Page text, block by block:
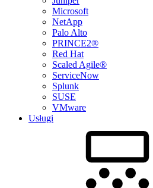
Microsoft
NetApp
Palo Alto
PRINCE2®
Red Hat
Scaled Agile®
ServiceNow
Splunk
SUSE
VMware
Usługi